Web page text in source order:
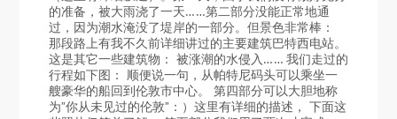
的准备，被大雨浇了一天……第二部分没能正常地通
过，因为潮水淹没了堤岸的一部分。但景色非常棒：
那段路上有我不久前详细讲过的主要建筑巴特西电站。
这是其它一些建筑物： 被涨潮的水侵入…… 我们走过的
行程如下图： 顺便说一句，从帕特尼码头可以乘坐一
艘豪华的船回到伦敦市中心。 第四部分可以大胆地称
为”你从未见过的伦敦”：）这里有详细的描述， 下面这